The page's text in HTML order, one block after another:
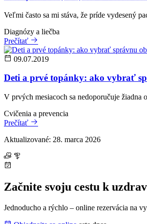
Veľmi často sa mi stáva, že príde vydesený
Diagnózy a liečba
Prečítať
09.07.2019
Deti a prvé topánky: ako vybrať
V prvých mesiacoch sa nedoporučuje
Cvičenia a prevencia
Prečítať
Aktualizované: 28. marca 2026
Začnite svoju cestu k
Jednoducho a rýchlo – online rezervácia na